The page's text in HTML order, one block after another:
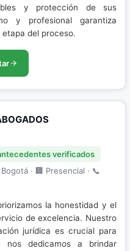
y protección de sus
y profesional garantiza
del proceso.
verificados
· 🏢 Presencial · 📞
la honestidad y el
de excelencia. Nuestro
jurídica es crucial para
dedicamos a brindar